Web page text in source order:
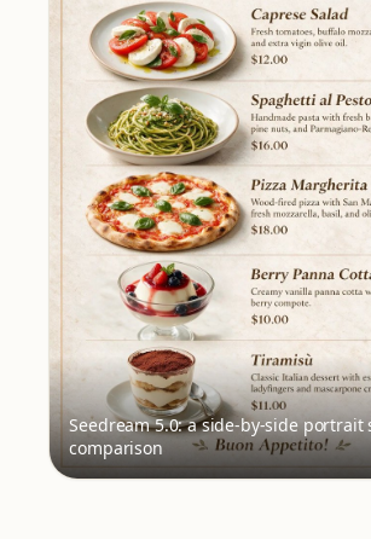
Seedream 5.0: a side-by-side portrait
comparison